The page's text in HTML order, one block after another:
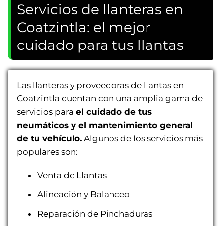
Servicios de llanteras en
Coatzintla: el mejor
cuidado para tus llantas
Las llanteras y proveedoras de llantas en
Coatzintla cuentan con una amplia gama de
servicios para el cuidado de tus
neumáticos y el mantenimiento general
de tu vehículo. Algunos de los servicios más
populares son:
Venta de Llantas
Alineación y Balanceo
Reparación de Pinchaduras